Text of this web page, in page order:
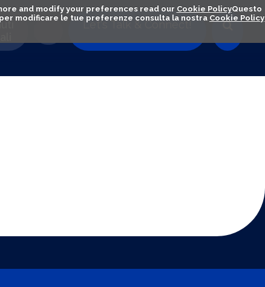
and modify your preferences read our Cookie PolicyQuesto
modificare le tue preferenze consulta la nostra Cookie Policy
Let's Talk & Connect!